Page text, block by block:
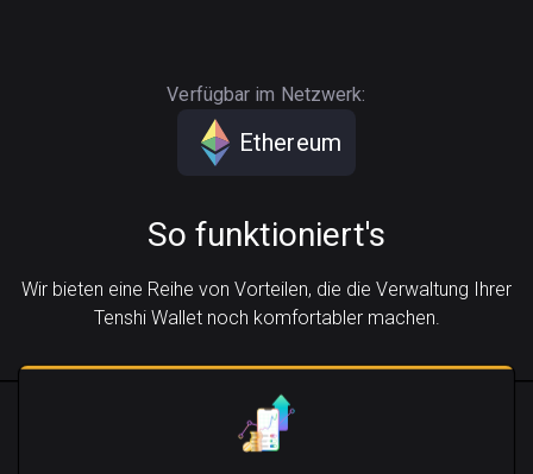
Verfügbar im Netzwerk:
Ethereum
So funktioniert's
Wir bieten eine Reihe von Vorteilen, die die Verwaltung Ihrer
Tenshi Wallet noch komfortabler machen.